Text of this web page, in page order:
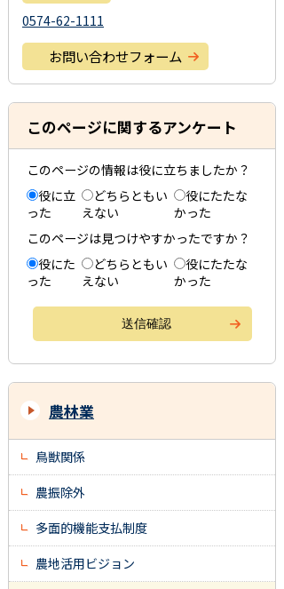
0574-62-1111
お問い合わせフォーム
このページに関するアンケート
このページの情報は役に立ちましたか？
役に立
った
どちらともい
えない
役にたたな
かった
このページは見つけやすかったですか？
役にた
った
どちらともい
えない
役にたたな
かった
農林業
鳥獣関係
農振除外
多面的機能支払制度
農地活用ビジョン